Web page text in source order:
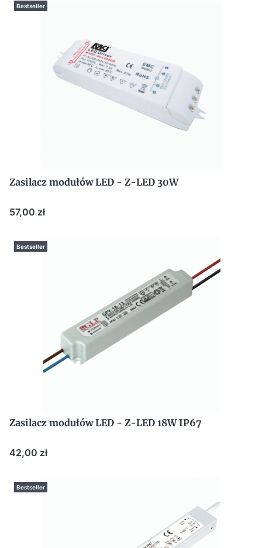
Bestseller
Zasilacz modułów LED - Z-LED 30W
Cena
57,00 zł
Bestseller
Zasilacz modułów LED - Z-LED 18W IP67
Cena
42,00 zł
Bestseller